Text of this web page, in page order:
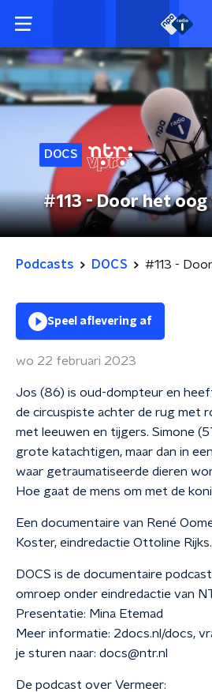
DOCS
#113 - Door het
Podcasts DOCS
Speel aflevering af
wo 22 februari 2023
Jos (86) is oud-dompteur en
de circuspiste achter de rug met
met leeuwen en tijgers. Simone
grote katachtigen, maar dan in
waar getraumatiseerde dieren
Hoe gaat de mens om met de
Een documentaire van René
Koster, eindredactie Ottoline Rijks.
DOCS is de documentaire
omroep onder eindredactie van
Presentatie: Mina Etemad
Meer informatie: 2docs.nl/docs,
je sturen naar: docs@ntr.nl
De podcast over Vermeer: